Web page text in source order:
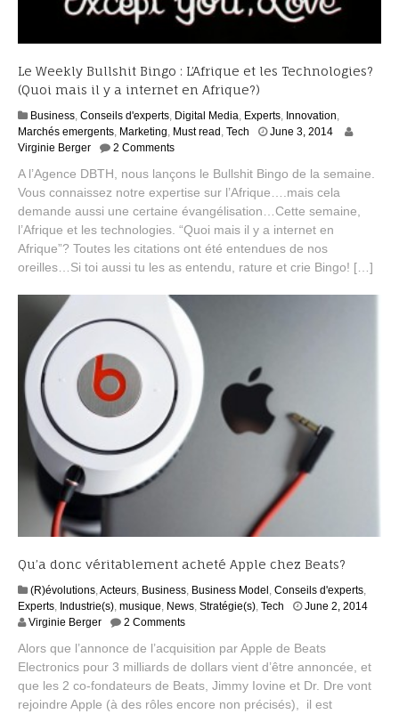
Le Weekly Bullshit Bingo : L’Afrique et les Technologies?
(Quoi mais il y a internet en Afrique?)
Business, Conseils d'experts, Digital Media, Experts, Innovation,
Marchés emergents, Marketing, Must read , Tech June 3, 2014A
u
s
t
1
2
Virginie Berger 2 Comments
A l’Agence DBTH, nous lançons le Bullshit Bingo de la semaine.
Vous connaissez notre expertise sur l’Afrique….mais cela
demande aussi une certaine évangélisation…Cette semaine,
l’Afrique et les technologies. “Quoi mais il y a internet en
Afrique”? Toutes les citations ont été entendues de nos
oreilles…Si toi aussi tu les as entendu, rature et crie Bingo! […]
Qu’a donc véritablement acheté Apple chez Beats?
(R)évolutions,Acteurs, Business, Business Model , Conseils d'experts,
Experts, Industrie(s), musique, News, Stratégie(s), Tech June 2, 2014A
s
t
Virginie Berger 2 Comments
Alors que l’annonce de l’acquisition par Apple de Beats
Electronics pour 3 milliards de dollars vient d’être annoncée, et
que les 2 co-fondateurs de Beats, Jimmy Iovine et Dr. Dre vont
rejoindre Apple (à des rôles encore non précisés), il est